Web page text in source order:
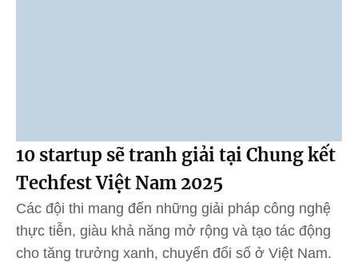
10 startup sẽ tranh giải tại Chung kết
Techfest Việt Nam 2025
Các đội thi mang đến những giải pháp công nghệ
thực tiễn, giàu khả năng mở rộng và tạo tác động
cho tăng trưởng xanh, chuyển đổi số ở Việt Nam.